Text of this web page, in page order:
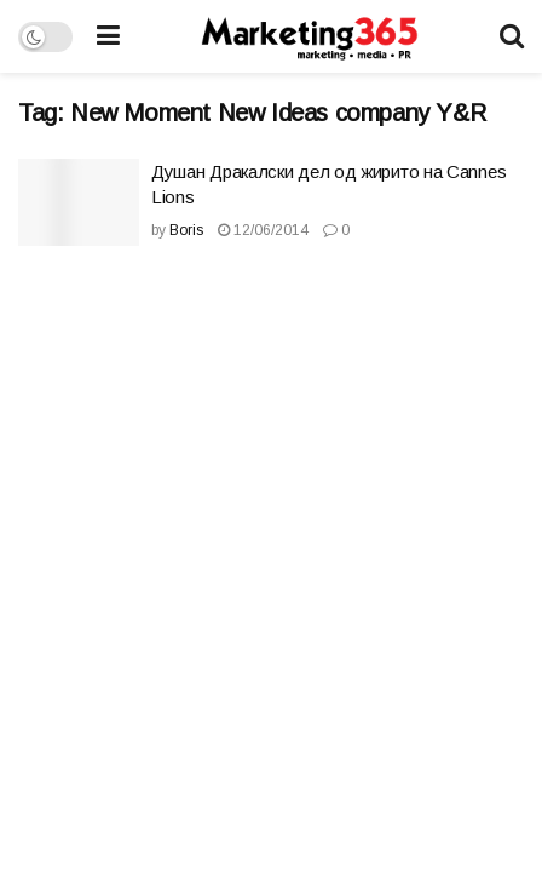
Tag: New Moment New Ideas company Y&R
Душан Дракалски дел од жирито на Cannes
Lions
by Boris 12/06/2014 0